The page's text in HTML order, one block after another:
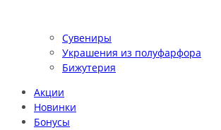
Сувениры
Украшения из полуфарфора
Бижутерия
Акции
Новинки
Бонусы